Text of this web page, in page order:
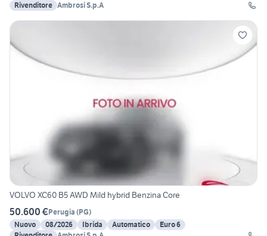
Rivenditore Ambrosi S.p.A
VOLVO XC60 B5 AWD Mild hybrid Benzina Core
50.600 €Perugia (PG)
Nuovo
08/2026 Ibrida Automatico
Euro 6